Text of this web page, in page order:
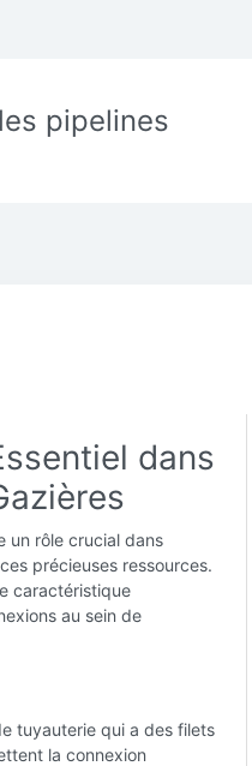
pipelines
dans
un rôle crucial dans
précieuses ressources.
caractéristique
au sein de
tuyauterie qui a des filets
la connexion